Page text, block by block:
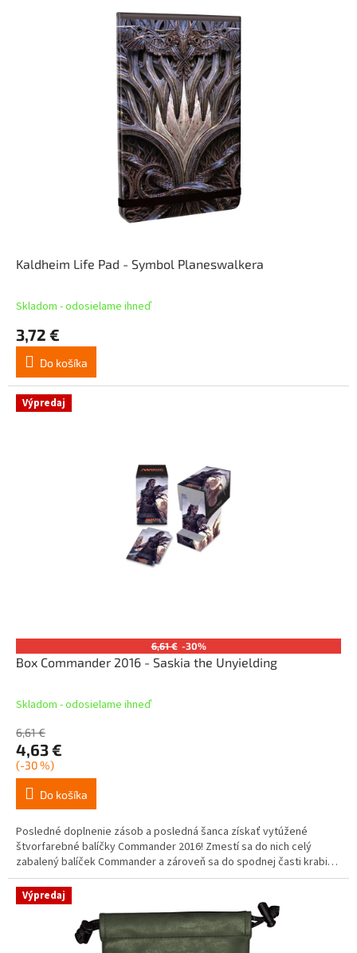
Kaldheim Life Pad - Symbol Planeswalkera
Skladom - odosielame ihneď
3,72 €
Do košíka
Výpredaj
6,61 € -30%
Box Commander 2016 - Saskia the Unyielding
Skladom - odosielame ihneď
6,61 €
4,63 €
(-30 %)
Do košíka
Posledné doplnenie zásob a posledná šanca získať vytúžené
štvorfarebné balíčky Commander 2016! Zmestí sa do nich celý
zabalený balíček Commander a zároveň sa do spodnej časti krabice
zmestí drobné príslušenstvo - kocky, žetóny, počítadlá.
Výpredaj